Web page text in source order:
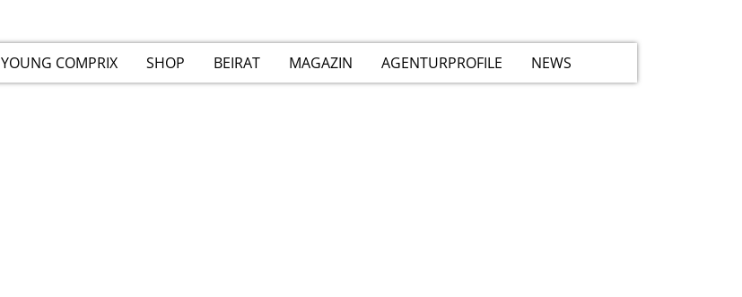
BEIRAT MAGAZIN
YOUNG COMPRIX SHOP AGENTURPROFILE NEWS